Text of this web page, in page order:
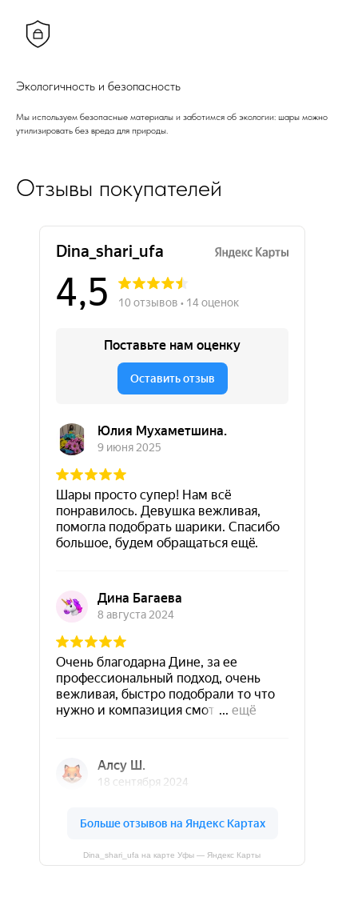
Экологичность и безопасность
Мы используем безопасные материалы и заботимся об экологии: шары можно
утилизировать без вреда для природы.
Отзывы покупателей
Dina_shari_ufa на карте Уфы — Яндекс Карты